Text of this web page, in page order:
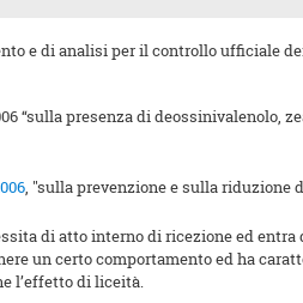
e di analisi per il controllo ufficiale
“sulla presenza di deossinivalenolo,
, "sulla prevenzione e sulla
di atto interno di ricezione ed
un certo comportamento ed ha
l’effetto di liceità.